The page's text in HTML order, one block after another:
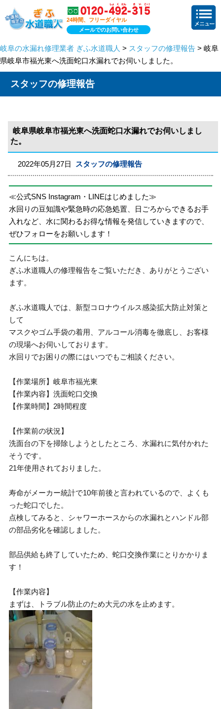
24時間、フリーダイヤル
メールでのお問い合わせ
岐阜の水漏れ修理業者 ぎふ水道職人 > スタッフの修理報告 > 岐阜
県岐阜市福光東へ洗面蛇口水漏れでお伺いしました。
スタッフの修理報告
岐阜県岐阜市福光東へ洗面蛇口水漏れでお伺いしまし
た。
2022年05月27日 スタッフの修理報告
≪公式SNS Instagram・LINEはじめました≫
水回りの豆知識や緊急時の応急処置、日ごろからできるお手
入れなど、水に関わるお得な情報を発信していきますので、
ぜひフォローをお願いします！
こんにちは。
ぎふ水道職人の修理報告をご覧いただき、ありがとうござい
ます。
ぎふ水道職人では、新型コロナウイルス感染拡大防止対策と
して
マスクやゴム手袋の着用、アルコール消毒を徹底し、お客様
の現場へお伺いしております。
水回りでお困りの際にはいつでもご相談ください。
【作業場所】岐阜市福光東
【作業内容】洗面蛇口交換
【作業時間】2時間程度
【作業前の状況】
洗面台の下を掃除しようとしたところ、水漏れに気付かれた
そうです。
21年使用されておりました。
寿命がメーカー統計で10年前後と言われているので、よくも
った蛇口でした。
点検してみると、シャワーホースからの水漏れとハンドル部
の部品劣化を確認しました。
部品供給も終了していたため、蛇口交換作業にとりかかりま
す！
【作業内容】
まずは、トラブル防止のため大元の水を止めます。